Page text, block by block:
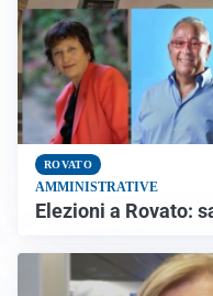
ROVATO
AMMINISTRATIVE
Elezioni a Rovato: